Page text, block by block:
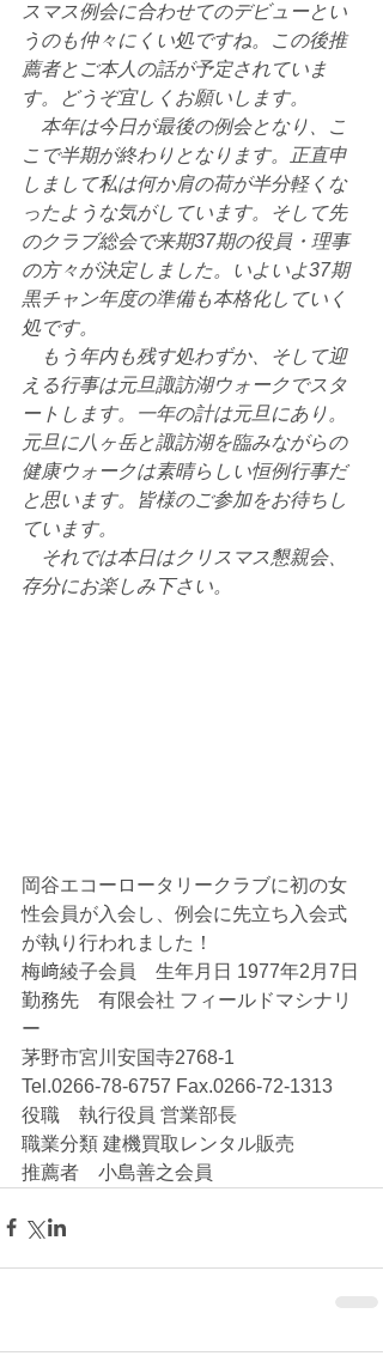
スマス例会に合わせてのデビューとい
うのも仲々にくい処ですね。この後推
薦者とご本人の話が予定されていま
す。どうぞ宜しくお願いします。
本年は今日が最後の例会となり、こ
こで半期が終わりとなります。正直申
しまして私は何か肩の荷が半分軽くな
ったような気がしています。そして先
のクラブ総会で来期37期の役員・理事
の方々が決定しました。いよいよ37期
黒チャン年度の準備も本格化していく
処です。
もう年内も残す処わずか、そして迎
える行事は元旦諏訪湖ウォークでスタ
ートします。一年の計は元旦にあり。
元旦に八ヶ岳と諏訪湖を臨みながらの
健康ウォークは素晴らしい恒例行事だ
と思います。皆様のご参加をお待ちし
ています。
それでは本日はクリスマス懇親会、
存分にお楽しみ下さい。
岡谷エコーロータリークラブに初の女
性会員が入会し、例会に先立ち入会式
が執り行われました！
梅﨑綾子会員　生年月日 1977年2月7日
勤務先　有限会社 フィールドマシナリ
ー
茅野市宮川安国寺2768-1
Tel.0266-78-6757 Fax.0266-72-1313
役職　執行役員 営業部長
職業分類 建機買取レンタル販売
推薦者　小島善之会員